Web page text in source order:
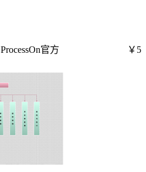
ProcessOn官方
￥5